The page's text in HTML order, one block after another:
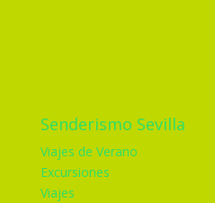
Senderismo Sevilla
Viajes de Verano
Excursiones
Viajes